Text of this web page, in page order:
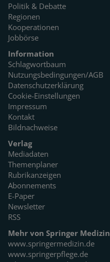
Politik & Debatte
Regionen
Kooperationen
Jobbörse
Information
Schlagwortbaum
Nutzungsbedingungen/AGB
Datenschutzerklärung
Cookie-Einstellungen
Impressum
Kontakt
Bildnachweise
Verlag
Mediadaten
Themenplaner
Rubrikanzeigen
Abonnements
E-Paper
Newsletter
RSS
Mehr von Springer Medizin
www.springermedizin.de
www.springerpflege.de